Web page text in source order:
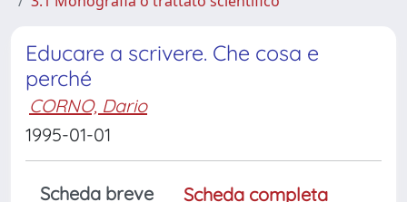
Educare a scrivere. Che cosa e
perché
CORNO, Dario
1995-01-01
Scheda breve
Scheda completa